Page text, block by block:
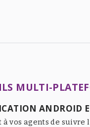
MULTI-
ANDROID
à vos agents de